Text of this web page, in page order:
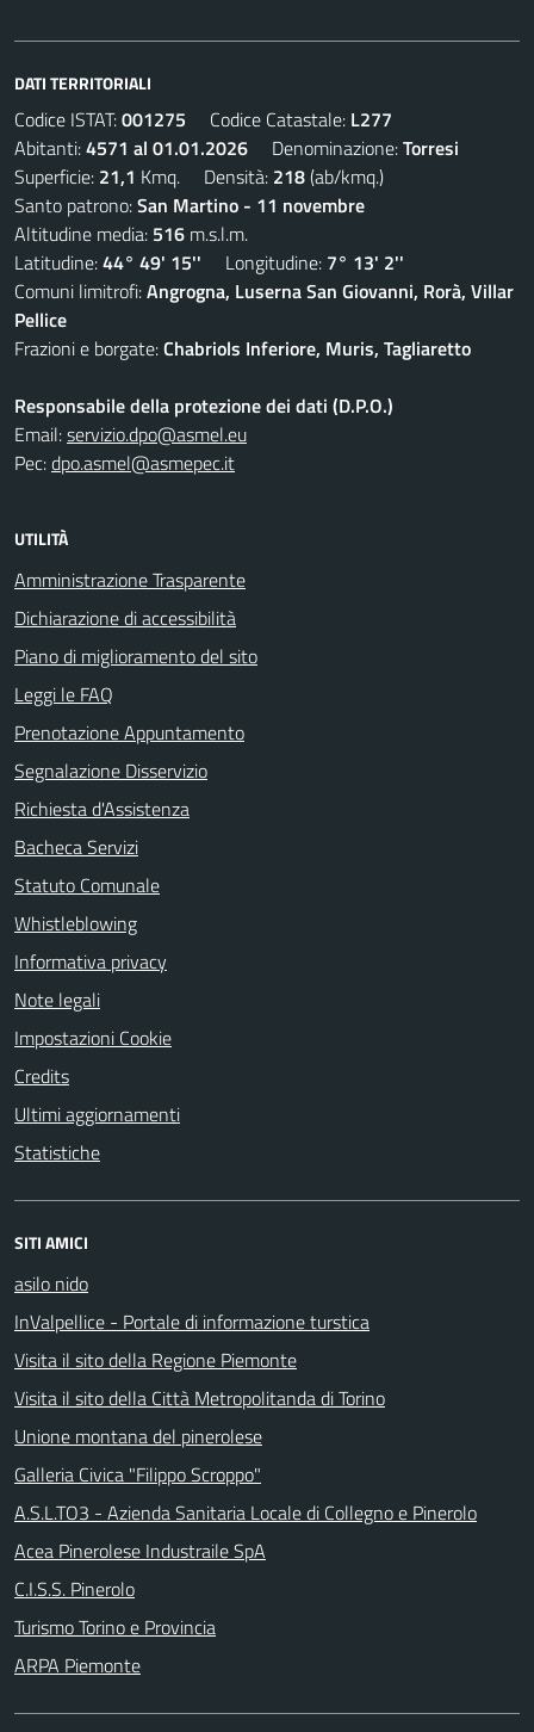
DATI TERRITORIALI
Codice ISTAT:001275 Codice Catastale: L277
Abitanti:4571 al 01.01.2026 Denominazione:Torresi
Superficie: 21,1 Kmq. Densità: 218(ab/kmq.)
Santo patrono:San Martino - 11 novembre
Altitudine media: 516 m.s.l.m.
Latitudine:44° 49' 15'' Longitudine: 7° 13' 2''
Comuni limitrofi:Angrogna, Luserna San Giovanni, Rorà, Villar
Pellice
Frazioni e borgate:Chabriols Inferiore, Muris, Tagliaretto
Responsabile della protezione dei dati (D.P.O.)
Email:servizio.dpo@asmel.eu
Pec:dpo.asmel@asmepec.it
UTILITÀ
Amministrazione Trasparente
Dichiarazione di accessibilità
Piano di miglioramento del sito
Leggi le FAQ
Prenotazione Appuntamento
Segnalazione Disservizio
Richiesta d'Assistenza
Bacheca Servizi
Statuto Comunale
Whistleblowing
Informativa privacy
Note legali
Impostazioni Cookie
Credits
Ultimi aggiornamenti
Statistiche
SITI AMICI
asilo nido
InValpellice - Portale di informazione turstica
Visita il sito della Regione Piemonte
Visita il sito della Città Metropolitanda di Torino
Unione montana del pinerolese
Galleria Civica "Filippo Scroppo"
A.S.L.TO3 - Azienda Sanitaria Locale di Collegno e Pinerolo
Acea Pinerolese Industraile SpA
C.I.S.S. Pinerolo
Turismo Torino e Provincia
ARPA Piemonte